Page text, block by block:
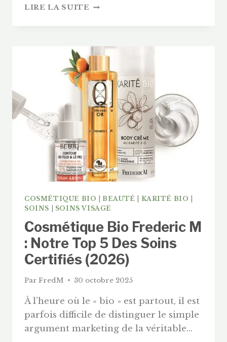
LIRE LA SUITE PROGRAMME
M
:
AVIS
SUR
LA
CURE
COLLAGÈNE
(ELASTICARE)
&
KÉRATINE
(KERAGENIC)
COSMÉTIQUE BIO BEAUTÉ KARITÉ BIO
SOINS
SOINS VISAGE
Cosmétique Bio Frederic M
: Notre Top 5 Des Soins
Certifiés (2026)
Par FredM 30 octobre 2025
À l’heure où le « bio » est partout, il est
parfois difficile de distinguer le simple
argument marketing de la véritable…